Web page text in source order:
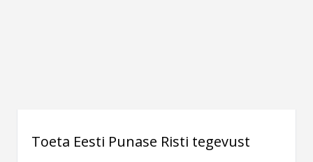
Toeta Eesti Punase Risti tegevust